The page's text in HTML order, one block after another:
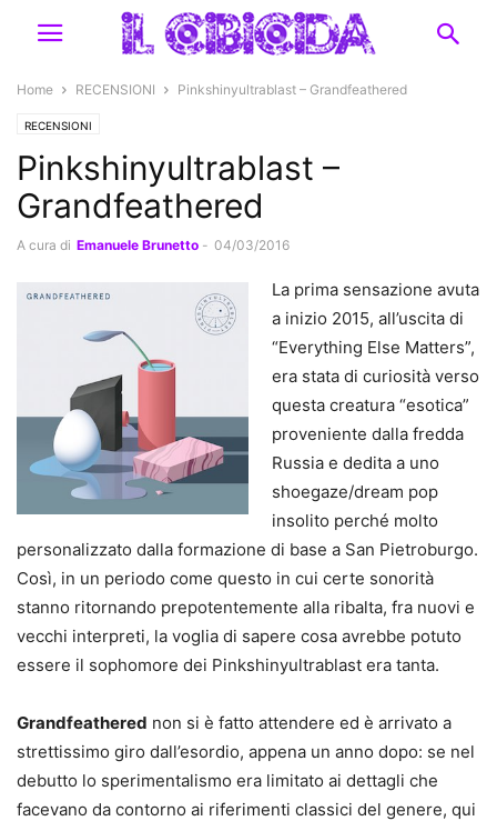
Home RECENSIONI Pinkshinyultrablast – Grandfeathered
RECENSIONI
Pinkshinyultrablast –
Grandfeathered
A cura di Emanuele Brunetto - 04/03/2016
La prima sensazione avuta
a inizio 2015, all’uscita di
“Everything Else Matters”,
era stata di curiosità verso
questa creatura “esotica”
proveniente dalla fredda
Russia e dedita a uno
shoegaze/dream pop
insolito perché molto
personalizzato dalla formazione di base a San Pietroburgo.
Così, in un periodo come questo in cui certe sonorità
stanno ritornando prepotentemente alla ribalta, fra nuovi e
vecchi interpreti, la voglia di sapere cosa avrebbe potuto
essere il sophomore dei Pinkshinyultrablast era tanta.
Grandfeathered non si è fatto attendere ed è arrivato a
strettissimo giro dall’esordio, appena un anno dopo: se nel
debutto lo sperimentalismo era limitato ai dettagli che
facevano da contorno ai riferimenti classici del genere, qui